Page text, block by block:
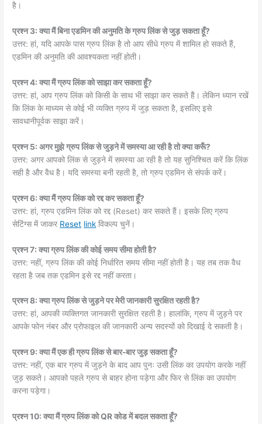
है।
प्रश्न 3: क्या मैं बिना एडमिन की अनुमति के ग्रुप लिंक से जुड़ सकता हूँ?
उत्तर: हां, यदि आपके पास ग्रुप लिंक है तो आप सीधे ग्रुप में शामिल हो सकते हैं,
एडमिन की अनुमति की आवश्यकता नहीं होती।
प्रश्न 4: क्या मैं ग्रुप लिंक को साझा कर सकता हूँ?
उत्तर: हां, आप ग्रुप लिंक को किसी के साथ भी साझा कर सकते हैं। लेकिन ध्यान रखें
कि लिंक के माध्यम से कोई भी व्यक्ति ग्रुप में जुड़ सकता है, इसलिए इसे
सावधानीपूर्वक साझा करें।
प्रश्न 5: अगर मुझे ग्रुप लिंक से जुड़ने में समस्या आ रही है तो क्या करूँ?
उत्तर: अगर आपको लिंक से जुड़ने में समस्या आ रही है तो यह सुनिश्चित करें कि लिंक
सही है और वैध है। यदि समस्या बनी रहती है, तो ग्रुप एडमिन से संपर्क करें।
प्रश्न 6: क्या मैं ग्रुप लिंक को रद्द कर सकता हूँ?
उत्तर: हां, ग्रुप एडमिन लिंक को रद्द (Reset) कर सकते हैं। इसके लिए ग्रुप
सेटिंग्स में जाकर Reset link विकल्प चुनें।
प्रश्न 7: क्या ग्रुप लिंक की कोई समय सीमा होती है?
उत्तर: नहीं, ग्रुप लिंक की कोई निर्धारित समय सीमा नहीं होती है। यह तब तक वैध
रहता है जब तक एडमिन इसे रद्द नहीं करता।
प्रश्न 8: क्या ग्रुप लिंक से जुड़ने पर मेरी जानकारी सुरक्षित रहती है?
उत्तर: हां, आपकी व्यक्तिगत जानकारी सुरक्षित रहती है। हालांकि, ग्रुप में जुड़ने पर
आपके फोन नंबर और प्रोफाइल की जानकारी अन्य सदस्यों को दिखाई दे सकती है।
प्रश्न 9: क्या मैं एक ही ग्रुप लिंक से बार-बार जुड़ सकता हूँ?
उत्तर: नहीं, एक बार ग्रुप में जुड़ने के बाद आप पुनः उसी लिंक का उपयोग करके नहीं
जुड़ सकते। आपको पहले ग्रुप से बाहर होना पड़ेगा और फिर से लिंक का उपयोग
करना पड़ेगा।
प्रश्न 10: क्या मैं ग्रुप लिंक को QR कोड में बदल सकता हूँ?